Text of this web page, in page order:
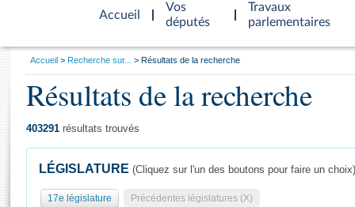
Accueil
d'accueil
Vos
députés
Travaux
parlementaires
Général
Vous
Accueil Recherche sur... Résultats de la recherche
Résultats de la recherche
403291 résultats trouvés
LÉGISLATURE (Cliquez sur l'un des boutons pour faire un choix)
17e législature Précédentes législatures (X)